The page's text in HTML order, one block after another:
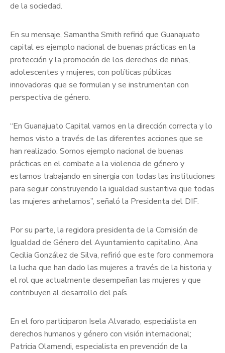
de la sociedad.
En su mensaje, Samantha Smith refirió que Guanajuato
capital es ejemplo nacional de buenas prácticas en la
protección y la promoción de los derechos de niñas,
adolescentes y mujeres, con políticas públicas
innovadoras que se formulan y se instrumentan con
perspectiva de género.
“En Guanajuato Capital vamos en la dirección correcta y lo
hemos visto a través de las diferentes acciones que se
han realizado. Somos ejemplo nacional de buenas
prácticas en el combate a la violencia de género y
estamos trabajando en sinergia con todas las instituciones
para seguir construyendo la igualdad sustantiva que todas
las mujeres anhelamos”, señaló la Presidenta del DIF.
Por su parte, la regidora presidenta de la Comisión de
Igualdad de Género del Ayuntamiento capitalino, Ana
Cecilia González de Silva, refirió que este foro conmemora
la lucha que han dado las mujeres a través de la historia y
el rol que actualmente desempeñan las mujeres y que
contribuyen al desarrollo del país.
En el foro participaron Isela Alvarado, especialista en
derechos humanos y género con visión internacional;
Patricia Olamendi, especialista en prevención de la